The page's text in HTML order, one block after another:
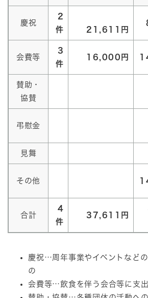
慶祝
2
件
21,611円
会費等
3
件
16,000円
賛助・
協賛
弔慰金
見舞
その他
合計
4
件
37,611円
慶祝…周年事業やイベントなど
の
会費等…飲食を伴う会合等に支